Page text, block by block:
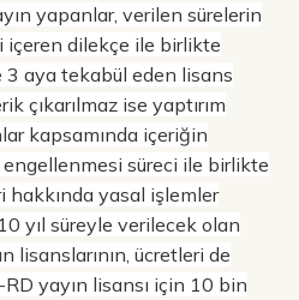
yapanlar, verilen sürelerin
içeren dilekçe ile birlikte
aya tekabül eden lisans
çıkarılmaz ise yaptırım
kapsamında içeriğin
engellenmesi süreci ile birlikte
hakkında yasal işlemler
yıl süreyle verilecek olan
lisanslarının, ücretleri de
yayın lisansı için 10 bin